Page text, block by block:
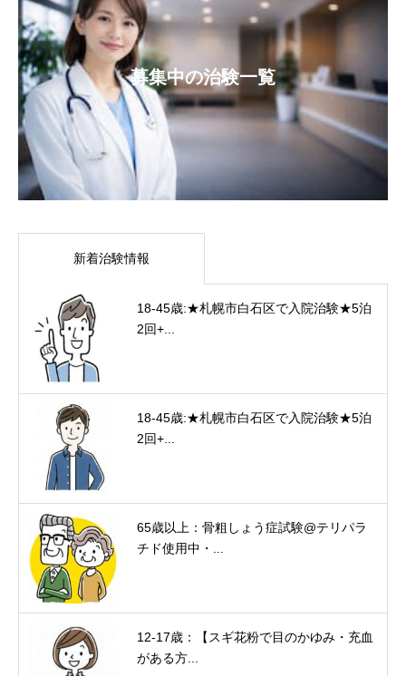
募集中の治験一覧
新着治験情報
18-45歳:★札幌市白石区で入院治験★5泊
2回+...
18-45歳:★札幌市白石区で入院治験★5泊
2回+...
65歳以上：骨粗しょう症試験@テリパラ
チド使用中・...
12-17歳：【スギ花粉で目のかゆみ・充血
がある方...